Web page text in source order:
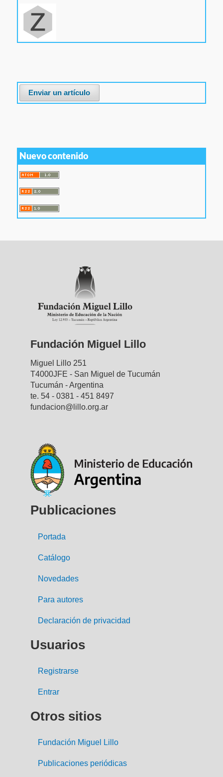
Enviar un artículo
Nuevo contenido
Fundación Miguel Lillo
Miguel Lillo 251
T4000JFE - San Miguel de Tucumán
Tucumán - Argentina
te. 54 - 0381 - 451 8497
fundacion@lillo.org.ar
Publicaciones
Portada
Catálogo
Novedades
Para autores
Declaración de privacidad
Usuarios
Registrarse
Entrar
Otros sitios
Fundación Miguel Lillo
Publicaciones periódicas